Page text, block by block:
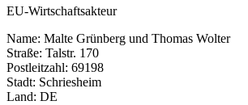
EU-Wirtschaftsakteur
Name: Malte Grünberg und Thomas Wolter
Straße: Talstr. 170
Postleitzahl: 69198
Stadt: Schriesheim
Land: DE